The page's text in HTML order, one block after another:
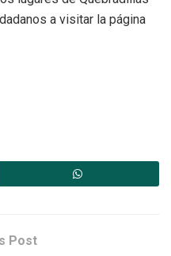
a visitar la página
Post